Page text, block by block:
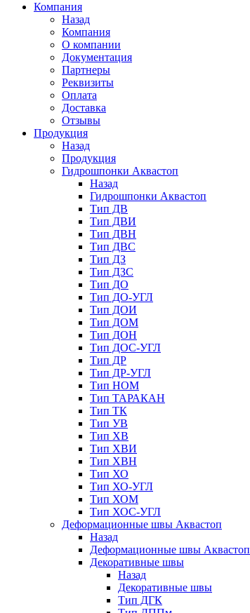
Компания
Назад
Компания
О компании
Документация
Партнеры
Реквизиты
Оплата
Доставка
Отзывы
Продукция
Назад
Продукция
Гидрошпонки Аквастоп
Назад
Гидрошпонки Аквастоп
Тип ДВ
Тип ДВИ
Тип ДВН
Тип ДВС
Тип ДЗ
Тип ДЗС
Тип ДО
Тип ДО-УГЛ
Тип ДОИ
Тип ДОМ
Тип ДОН
Тип ДОС-УГЛ
Тип ДР
Тип ДР-УГЛ
Тип НОМ
Тип ТАРАКАН
Тип ТК
Тип УВ
Тип ХВ
Тип ХВИ
Тип ХВН
Тип ХО
Тип ХО-УГЛ
Тип ХОМ
Тип ХОС-УГЛ
Деформационные швы Аквастоп
Назад
Деформационные швы Аквастоп
Декоративные швы
Назад
Декоративные швы
Тип ДГК